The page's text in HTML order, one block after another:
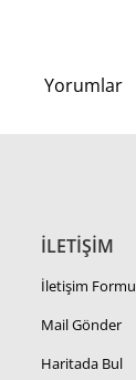
Yorumlar
İLETİŞİM
İletişim Formu
Mail Gönder
Haritada Bul